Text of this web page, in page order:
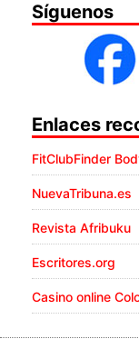
Síguenos
Enlaces
FitClubFinder
NuevaTribuna.es
Revista Afribuku
Escritores.org
Casino online